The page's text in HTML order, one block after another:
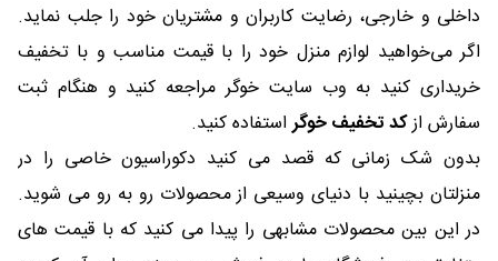
داخلی و خارجی، رضایت کاربران و مشتریان خود را جلب نماید.
اگر می‌خواهید لوازم منزل خود را با قیمت مناسب و با تخفیف
خریداری کنید به وب سایت خوگر مراجعه کنید و هنگام ثبت
سفارش ازکد تخفیف خوگراستفاده کنید.
بدون شک زمانی که قصد می کنید دکوراسیون خاصی را در
منزلتان بچینید با دنیای وسیعی از محصولات رو به رو می شوید.
در این بین محصولات مشابهی را پیدا می کنید که با قیمت های